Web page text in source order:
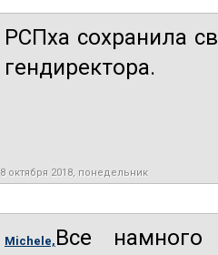
РСПха сохранила
гендиректора.
8 октября 2018, понедельник
Michele, Все